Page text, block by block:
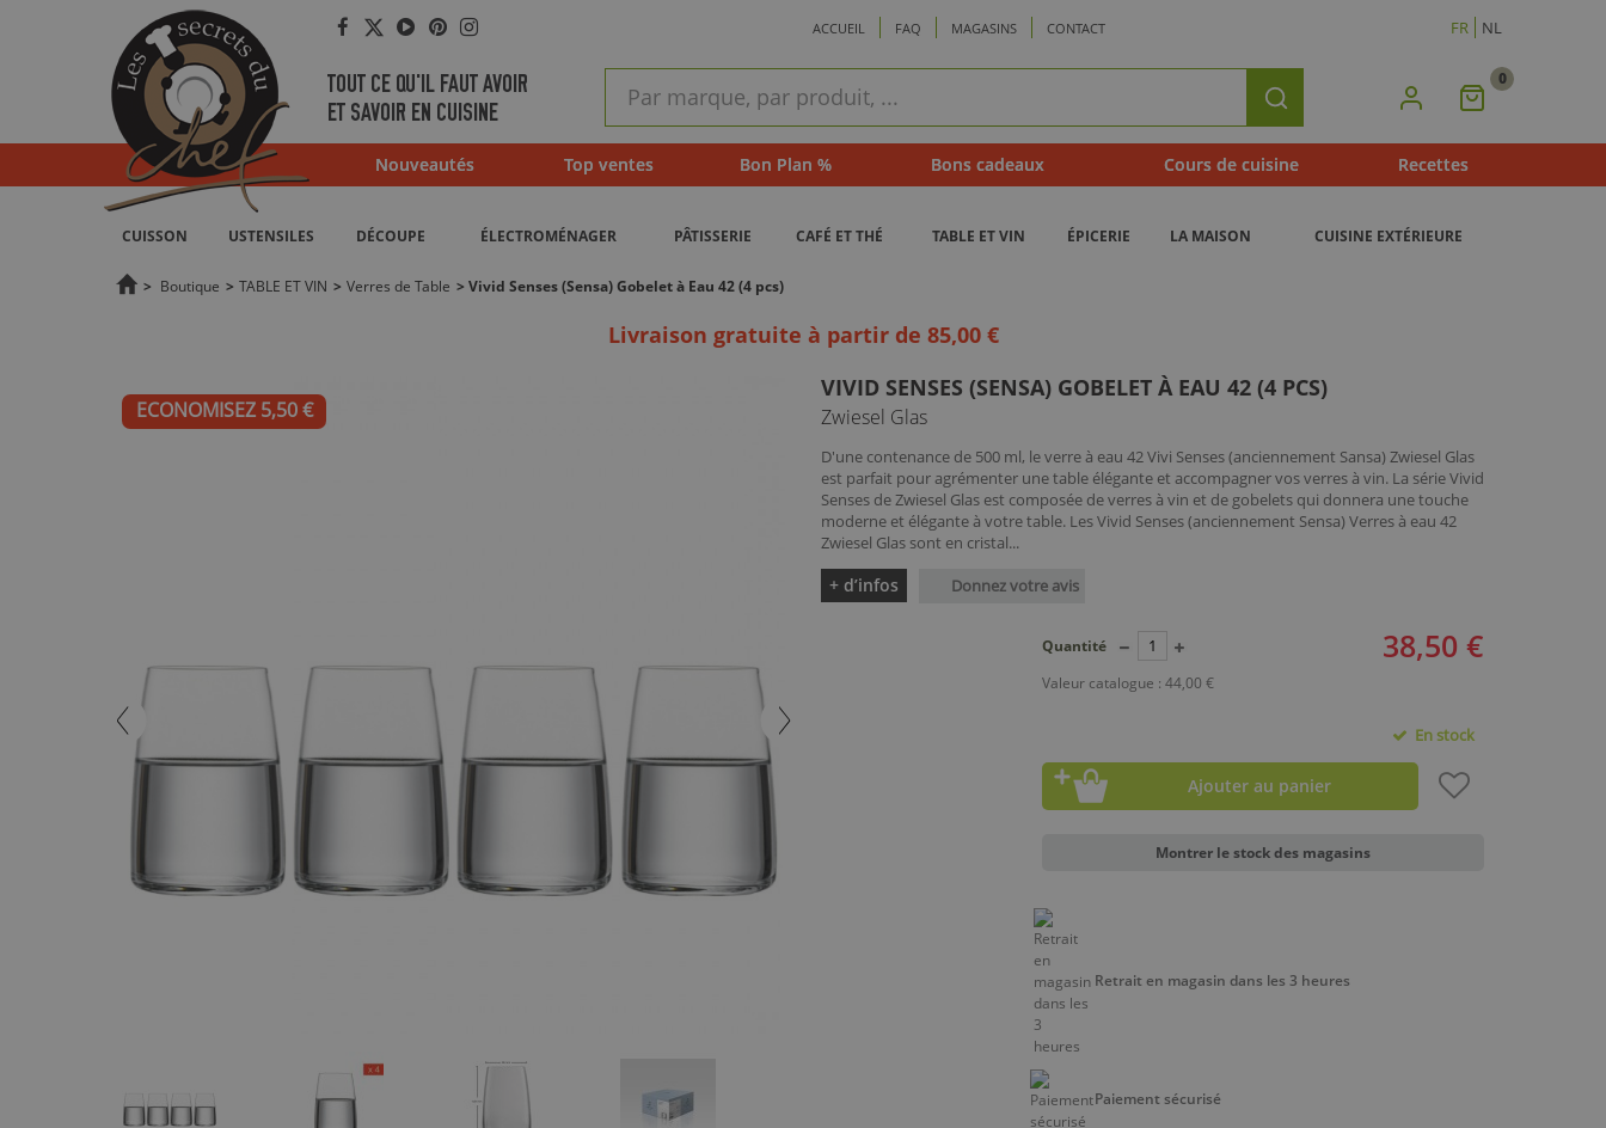
Facebook
Twitter
YouTube
Pinterest
Instagram ACCUEIL FAQ MAGASINS CONTACT FR NL
TOUT CE QU'IL FAUT AVOIR
ET SAVOIR EN CUISINE
rapide
Rechercher Mon
0
Nouveautés Top ventes Bon Plan % Bons cadeaux Cours de cuisine Recettes
CUISSON USTENSILES DÉCOUPE ÉLECTROMÉNAGER PÂTISSERIE CAFÉ ET THÉ TABLE ET VIN ÉPICERIE LA MAISON CUISINE EXTÉRIEURE
> Boutique > TABLE ET VIN > Verres de Table > Vivid Senses (Sensa) Gobelet à Eau 42 (4 pcs)
Livraison gratuite à partir de 85,00 €
VIVID SENSES (SENSA) GOBELET À EAU 42 (4 PCS)
Zwiesel Glas
ECONOMISEZ 5,50 €
D'une contenance de 500 ml, le verre à eau 42 Vivi Senses (anciennement Sansa) Zwiesel Glas
est parfait pour agrémenter une table élégante et accompagner vos verres à vin. La série Vivid
Senses de Zwiesel Glas est composée de verres à vin et de gobelets qui donnera une touche
moderne et élégante à votre table. Les Vivid Senses (anciennement Sensa) Verres à eau 42
Zwiesel Glas sont en cristal...
+ d’infos Donnez votre avis
38,50 €
Quantité
Valeur catalogue : 44,00 €
En stock
Ajouter au panier
Montrer le stock des magasins
Retrait en magasin dans les 3 heures
Paiement sécurisé